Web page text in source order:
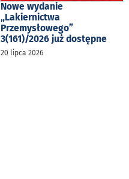
Nowe wydanie
„Lakiernictwa
Przemysłowego”
3(161)/2026 już dostępne
20 lipca 2026